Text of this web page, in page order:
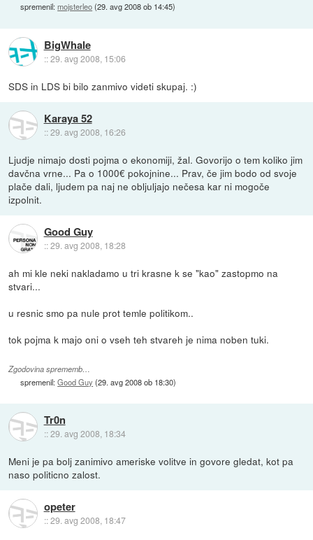
spremenil:mojsterleo(29. avg 2008 ob 14:45)
BigWhale
::29. avg 2008, 15:06
SDS in LDS bi bilo zanmivo videti skupaj. :)
Karaya 52
::29. avg 2008, 16:26
Ljudje nimajo dosti pojma o ekonomiji, žal. Govorijo o tem koliko jim
davčna vrne... Pa o 1000€ pokojnine... Prav, če jim bodo od svoje
plače dali, ljudem pa naj ne obljuljajo nečesa kar ni mogoče
izpolnit.
Good Guy
::29. avg 2008, 18:28
ah mi kle neki nakladamo u tri krasne k se "kao" zastopmo na
stvari...
u resnic smo pa nule prot temle politikom..
tok pojma k majo oni o vseh teh stvareh je nima noben tuki.
Zgodovina sprememb…
spremenil:Good Guy (29. avg 2008 ob 18:30)
Tr0n
::29. avg 2008, 18:34
Meni je pa bolj zanimivo ameriske volitve in govore gledat, kot pa
naso politicno zalost.
opeter
::29. avg 2008, 18:47